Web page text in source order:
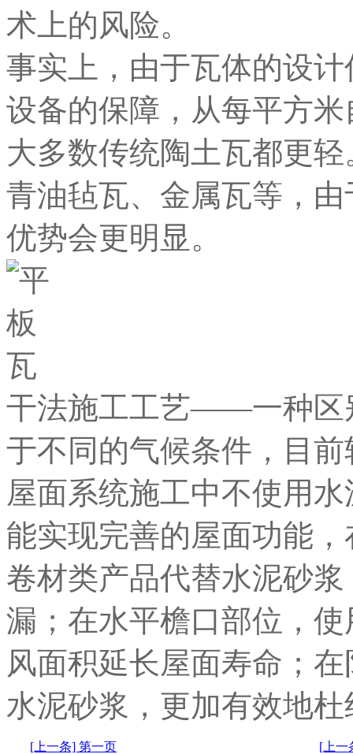
术上的风险。
事实上，由于瓦体的设
设备的保障，从每平方
大多数传统陶土瓦都更
青油毡瓦、金属瓦等，
优势会更明显。
干法施工工艺——一种区
于不同的气候条件，目
屋面系统施工中不使用
能实现完善的屋面功能
卷材类产品代替水泥砂
漏；在水平檐口部位，
风面积延长屋面寿命；
水泥砂浆，更加有效地
[上一条] 第一页 [上一